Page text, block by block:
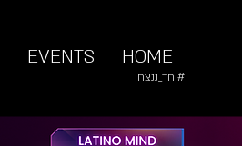
HOME
EVENTS
#יחד_ננצח